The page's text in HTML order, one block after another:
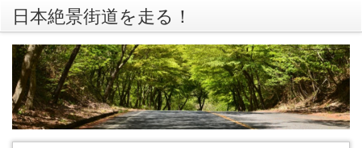
日本絶景街道を走る！